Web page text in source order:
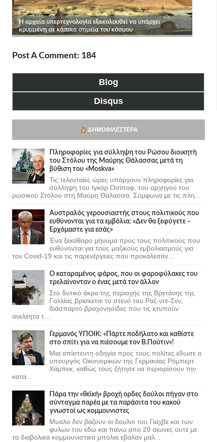
Post A Comment: 184
Blog
Disqus
ΔΗΜΟΦΙΛΈΣΤΕΡΑ
Πληροφορίες για σύλληψη του Ρώσου διοικητή
του Στόλου της Mαύρης Θάλασσας μετά τη
βύθιση του «Moskva»
Τις τελευταίες ώρες υπάρχουν πληροφορίες για
σύλληψη του Ιγκόρ Οσίποφ, του αρχηγού του
ρωσικού Στόλου στη Μαύρη Θάλασσα. Σύμφωνα με τις πλη...
Αυστραλός γερουσιαστής στους πολιτικούς που
ευθύνονται για τα εμβόλια: «Δεν θα ξεφύγετε –
Ερχόμαστε για εσάς»
Ένα ξεκάθαρο μήνυμα προς τους πολιτικούς που
ευθύνονται για τους μαζικούς εμβολιασμούς για
τον Covid-19 και τις παρενέργειες που προκάλεσαν...
Ο καταραμένος φάρος, που οι φαροφύλακες του
τρελαίνονταν ο ένας μετά τον άλλον
Στο δυτικό άκρο της περιοχής της Βρετάνης της
Γαλλίας βρίσκεται το στενό του Ραζ-ντε-Σεν,
διάσπαρτο βραχονησίδες που τις κτυπούν
ανελέητα τ...
Γερμανός ΥΠΟΙΚ: «Πάρτε ποδήλατο και καθίστε
στο σπίτι για να πιέσουμε τον Β.Πούτιν»!
Μια απίστευτη οδηγία προς τους πολίτες έδωσε ο
υπουργός Οικονομικών της Γερμανίας Ρόμπερτ
Χάμπεκ, καθώς τους ζήτησε να περιορίσουν την
κατα...
Πάρα την «θεϊκή» βροχή ορδες δούλοι πήγαν στο
σύνταγμα παρέα με τα παράσιτα του κακού
γνωστοί ως κομμουνιστες
Μυαλο δεν βαζουν οι δουλοι του Γιαχβε και των
φυλων του εδω και πανω απο 20 αιωνες ουτε με
τα διαβολικα κομμουνιστικα μπολια εβαλαν μαλ...